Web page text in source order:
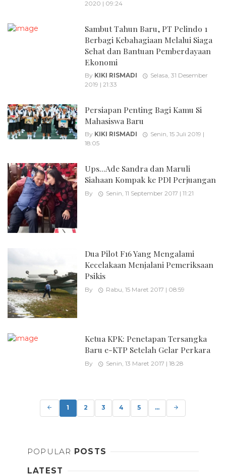
2020 | 09:24
Sambut Tahun Baru, PT Pelindo 1
Berbagi Kebahagiaan Melalui Siaga
Sehat dan Bantuan Pemberdayaan
Ekonomi
By KIKI RISMADI
Selasa, 31 Desember
2019 | 21:33
Persiapan Penting Bagi Kamu Si
Mahasiswa Baru
By KIKI RISMADI
Senin, 15 Juli 2019 |
18:05
Ups...Ade Sandra dan Maruli
Siahaan Kompak ke PDI Perjuangan
By Senin, 11 September 2017 | 11:21
Dua Pilot F16 Yang Mengalami
Kecelakaan Menjalani Pemeriksaan
Psikis
By Rabu, 15 Maret 2017 | 08:59
Ketua KPK: Penetapan Tersangka
Baru e-KTP Setelah Gelar Perkara
By Senin, 13 Maret 2017 | 18:28
navigation
1 2 3 4 5 ...
POPULAR POSTS
LATEST